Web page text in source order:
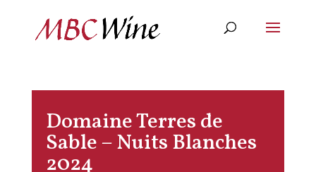
Domaine Terres de
Sable – Nuits Blanches
2024